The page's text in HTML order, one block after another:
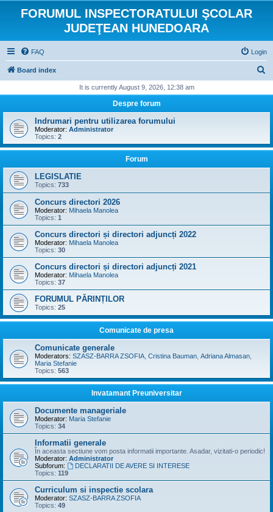
FORUMUL INSPECTORATULUI ŞCOLAR
JUDEŢEAN HUNEDOARA
FAQ Login
Board index
r
h
It is currently August 9, 2026, 12:38 am
Despre forum
Indrumari pentru utilizarea forumului
Moderator: Administrator
Topics: 2
Forum
LEGISLATIE
Topics: 733
Concurs directori 2026
Moderator: Mihaela Manolea
Topics: 1
Concurs directori și directori adjuncți 2022
Moderator: Mihaela Manolea
Topics: 30
Concurs directori și directori adjuncți 2021
Moderator: Mihaela Manolea
Topics: 37
FORUMUL PĂRINȚILOR
Topics: 25
Comunicate de presa
Comunicate generale
Moderators: SZASZ-BARRA ZSOFIA Cristina Bauman Adriana Almasan
Maria Stefanie
Topics: 563
Invatamant Preuniversitar
Documente manageriale
Moderator: Maria Stefanie
Topics: 34
Informatii generale
În aceasta sectiune vom posta informatii importante. Asadar, vizitati-o periodic!
Moderator: Administrator
Subforum:
DECLARATII DE AVERE SI INTERESE
Topics: 119
Curriculum si inspectie scolara
Moderator: SZASZ-BARRA ZSOFIA
Topics: 49